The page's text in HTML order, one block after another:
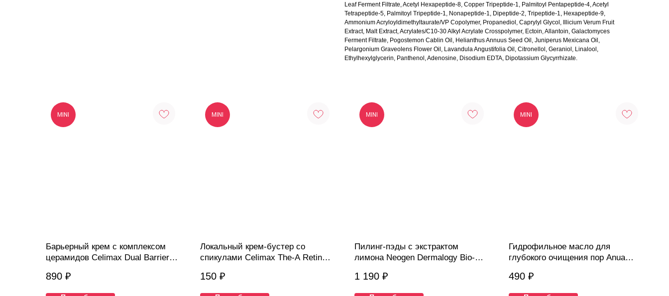
Leaf Ferment Filtrate, Acetyl Hexapeptide-8, Copper Tripeptide-1, Palmitoyl Pentapeptide-4, Acetyl
Tetrapeptide-5, Palmitoyl Tripeptide-1, Nonapeptide-1, Dipeptide-2, Tripeptide-1, Hexapeptide-9,
Ammonium Acryloyldimethyltaurate/VP Copolymer, Propanediol, Caprylyl Glycol, Illicium Verum Fruit
Extract, Malt Extract, Acrylates/C10-30 Alkyl Acrylate Crosspolymer, Ectoin, Allantoin, Galactomyces
Ferment Filtrate, Pogostemon Cablin Oil, Helianthus Annuus Seed Oil, Juniperus Mexicana Oil,
Pelargonium Graveolens Flower Oil, Lavandula Angustifolia Oil, Citronellol, Geraniol, Linalool,
Ethylhexylglycerin, Panthenol, Adenosine, Disodium EDTA, Dipotassium Glycyrrhizate.
MINI
Барьерный крем с комплексом
церамидов Celimax Dual Barrier
890 ₽
MINI
Локальный крем-бустер со
спикулами Celimax The-A Retinal
150 ₽
MINI
Пилинг-пэды с экстрактом
лимона Neogen Dermalogy Bio-
1 190 ₽
MINI
Гидрофильное масло для
глубокого очищения пор Anua
Oil, 40 мл
490 ₽